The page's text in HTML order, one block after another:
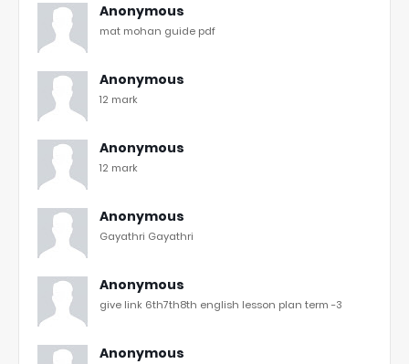
Anonymous
mat mohan guide pdf
Anonymous
12 mark
Anonymous
12 mark
Anonymous
Gayathri Gayathri
Anonymous
give link 6th7th8th english lesson plan term -3
Anonymous